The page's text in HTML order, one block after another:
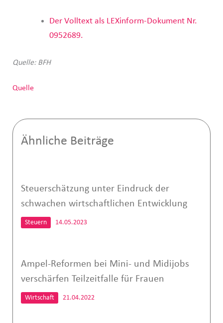
Der Volltext als LEXinform-Dokument Nr.
0952689.
Quelle: BFH
Quelle
Ähnliche Beiträge
Steuerschätzung unter Eindruck der
schwachen wirtschaftlichen Entwicklung
Steuern 14.05.2023
Ampel-Reformen bei Mini- und Midijobs
verschärfen Teilzeitfalle für Frauen
Wirtschaft 21.04.2022